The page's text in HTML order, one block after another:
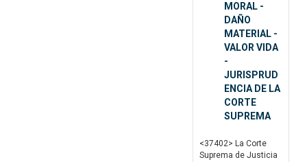
MORAL -
DAÑO
MATERIAL -
VALOR VIDA
-
JURISPRUD
ENCIA DE LA
CORTE
SUPREMA
<37402> La Corte
Suprema de Justicia